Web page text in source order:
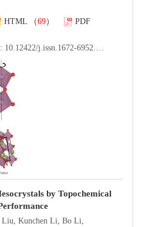
HTML （69）
PDF
10.12422/j.issn.1672-6952.2023.01.004
by Topochemical
Liu, Kunchen Li, Bo Li,